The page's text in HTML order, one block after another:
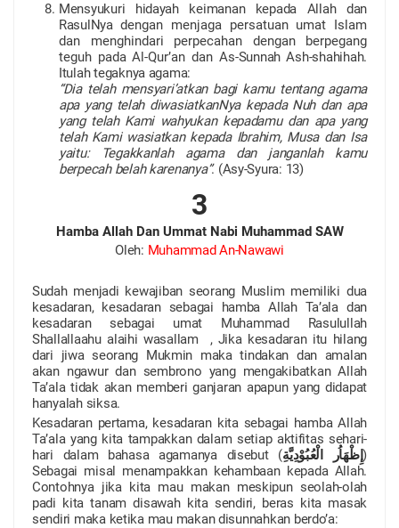
Mensyukuri hidayah keimanan kepada Allah dan
RasulNyadengan menjaga persatuan umat Islam
dan menghindari perpecahan dengan berpegang
teguh pada Al-Qur’an dan As-Sunnah Ash-shahihah.
Itulah tegaknya agama:
“Dia telah mensyari’atkan bagi kamu tentang agama
apa yang telah diwasiatkanNya kepada Nuh dan apa
yang telah Kami wahyukan kepadamu dan apa yang
telah Kami wasiatkan kepada Ibrahim, Musa dan Isa
yaitu: Tegakkanlah agama dan janganlah kamu
berpecah belah karenanya”. (Asy-Syura: 13)
3
Hamba Allah Dan Ummat Nabi Muhammad SAW
Oleh: Muhammad An-Nawawi
Sudah menjadi kewajiban seorang Muslim memiliki dua
kesadaran, kesadaran sebagai hamba Allah Ta’ala dan
kesadaran sebagai umat Muhammad Rasulullah
Shallallaahu alaihi wasallam , Jika kesadaran itu hilang
dari jiwa seorang Mukmin maka tindakan dan amalan
akan ngawur dan sembrono yang mengakibatkan Allah
Ta’ala tidak akan memberi ganjaran apapun yang didapat
hanyalah siksa.
Kesadaran pertama, kesadaran kita sebagai hamba Allah
Ta’ala yang kita tampakkan dalam setiap aktifitas sehari-
hari dalam bahasa agamanya disebut (إِظْهَاُر الْعُبُوْدِيَّةِ)
Sebagai misal menampakkan kehambaan kepada Allah.
Contohnya jika kita mau makan meskipun seolah-olah
padi kita tanam disawah kita sendiri, beras kita masak
sendiri maka ketika mau makan disunnahkan berdo’a: